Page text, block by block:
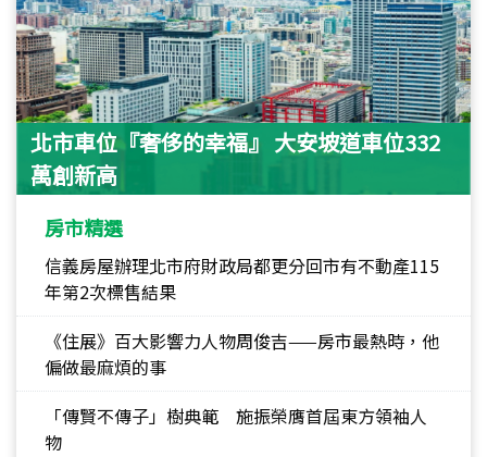
北市車位『奢侈的幸福』 大安坡道車位332
萬創新高
房市精選
信義房屋辦理北市府財政局都更分回市有不動產115
年第2次標售結果
《住展》百大影響力人物周俊吉——房市最熱時，他
偏做最麻煩的事
「傳賢不傳子」樹典範 施振榮膺首屆東方領袖人
物